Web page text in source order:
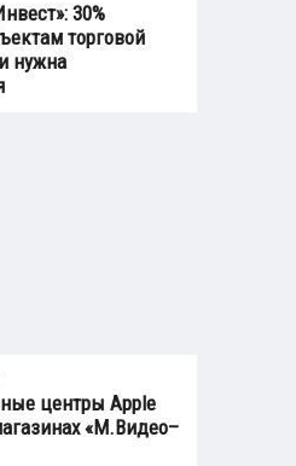
30%
торговой
нужна
центры Apple
«М.Видео–